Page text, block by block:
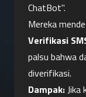
ChatBot".
Mereka
Verifikasi
palsu bahwa
diverifikasi.
Dampak: Jika